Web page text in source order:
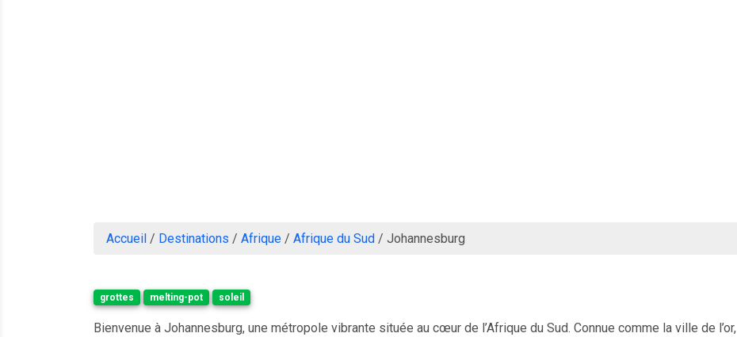
Accueil / Destinations / Afrique / Afrique du Sud / Johannesburg
grottes melting-pot soleil
Bienvenue à Johannesburg, une métropole vibrante située au cœur de l’Afrique du Sud. Connue comme la ville de l’or,